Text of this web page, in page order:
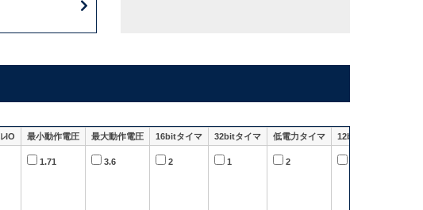
IO 最小動作電圧 最大動作電圧 16bitタイマ 32bitタイマ 低電力タイマ 12bit ADC
1.71 3.6 2 1 2